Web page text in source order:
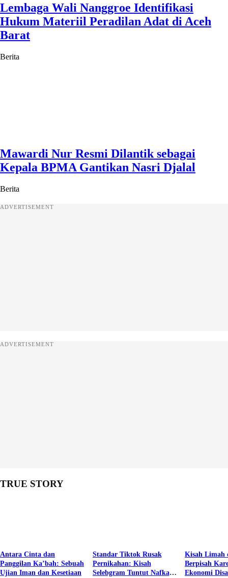
Lembaga Wali Nanggroe Identifikasi
Hukum Materiil Peradilan Adat di Aceh
Barat
Berita
Mawardi Nur Resmi Dilantik sebagai
Kepala BPMA Gantikan Nasri Djalal
Berita
ADVERTISEMENT
ADVERTISEMENT
TRUE STORY
Antara Cinta dan
Panggilan Ka’bah: Sebuah
Ujian Iman dan Kesetiaan
Standar Tiktok Rusak
Pernikahan: Kisah
Selebgram Tuntut Nafkah
Kisah Limah
Berpisah
Ekonomi